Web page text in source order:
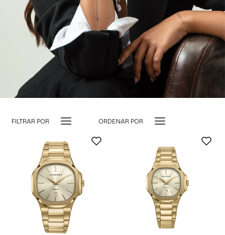
FILTRAR POR ORDENAR POR